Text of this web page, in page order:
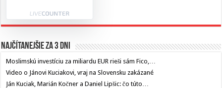
Najčítanejšie za 3 dni
Moslimskú investíciu za miliardu EUR rieši sám Fico,…
Video o Jánovi Kuciakovi, vraj na Slovensku zakázané
Ján Kuciak, Marián Kočner a Daniel Lipšic: čo túto…